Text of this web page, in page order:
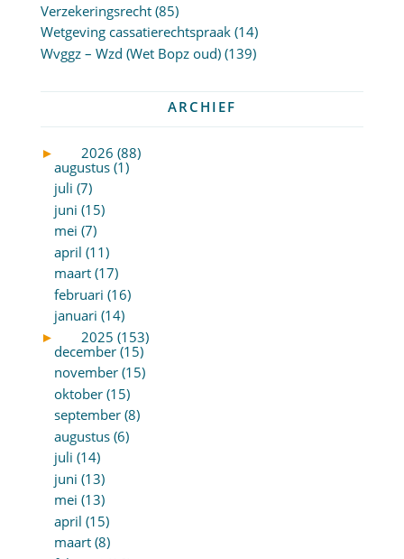
Verzekeringsrecht(85)
Wetgeving cassatierechtspraak(14)
Wvggz – Wzd (Wet Bopz oud)(139)
ARCHIEF
►
2026 (88)
augustus (1)
juli (7)
juni (15)
mei (7)
april (11)
maart (17)
februari (16)
januari (14)
►
2025 (153)
december (15)
november (15)
oktober (15)
september (8)
augustus (6)
juli (14)
juni (13)
mei (13)
april (15)
maart (8)